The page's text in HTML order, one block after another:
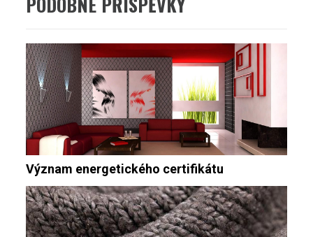
Význam energetického certifikátu